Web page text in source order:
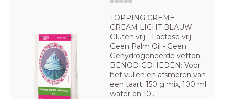
TOPPING CREME -
CREAM LICHT BLAUW
Gluten vrij - Lactose vrij -
Geen Palm Oil - Geen
Gehydrogeneerde vetten .
BENODIGDHEDEN: Voor
het vullen en afsmeren van
een taart: 150 g mix, 100 ml
water en 10...